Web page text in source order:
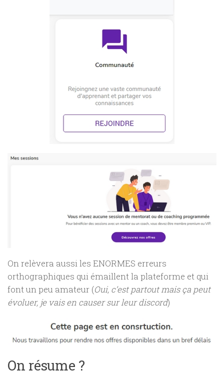
On relèvera aussi les ENORMES erreurs
orthographiques qui émaillent la plateforme et qui
font un peu amateur (Oui, c’est partout mais ça peut
évoluer, je vais en causer sur leur discord)
On résume ?